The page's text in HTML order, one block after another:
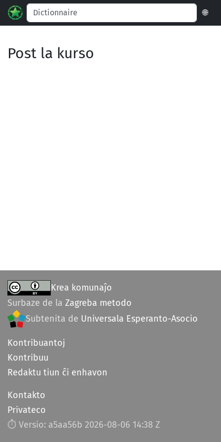
🌐
Post la kurso
Krea komunaĵo
Surbaze de la Zagreba metodo
Subtenita de Universala Esperanto-Asocio
Kontribuantoj
Kontribuu
Redaktu tiun ĉi enhavon
Kontakto
Privateco
⏱︎ Versio: a5aa56b 2026-08-06 14:38 Z